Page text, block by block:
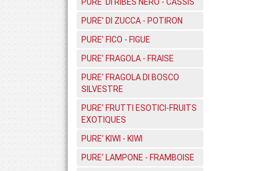
PURE' DI ZUCCA - POTIRON
PURE' FICO - FIGUE
PURE' FRAGOLA - FRAISE
PURE' FRAGOLA DI BOSCO
SILVESTRE
PURE' FRUTTI ESOTICI-FRUITS
EXOTIQUES
PURE' KIWI - KIWI
PURE' LAMPONE - FRAMBOISE